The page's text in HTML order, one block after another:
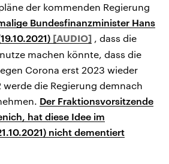
der kommenden Regierung
Bundesfinanzminister Hans
, dass die
machen könnte, dass die
Corona erst 2023 wieder
die Regierung demnach
Der Fraktionsvorsitzende
hat diese Idee im
nicht dementiert